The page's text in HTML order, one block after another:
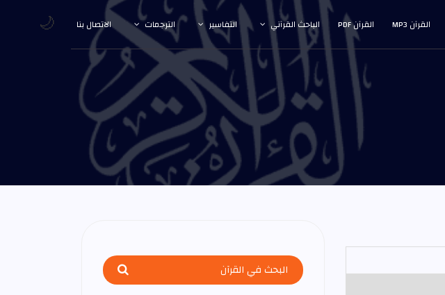
القرآن MP3 القرآن PDF الباحث القرآني التفاسير الترجمات الاتصال بنا 🌙